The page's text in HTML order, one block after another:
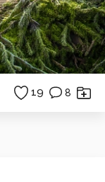
19 8